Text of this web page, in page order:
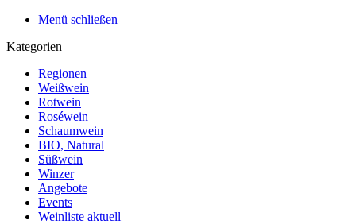
Menü schließen
Kategorien
Regionen
Weißwein
Rotwein
Roséwein
Schaumwein
BIO, Natural
Süßwein
Winzer
Angebote
Events
Weinliste aktuell